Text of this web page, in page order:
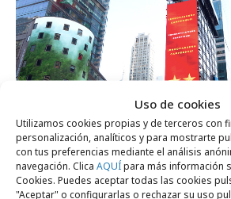
Uso de cookies
Utilizamos cookies propias y de terceros con
personalización, analíticos y para mostrarte
con tus preferencias mediante el análisis
navegación. Clica AQUÍpara más información
Cookies. Puedes aceptar todas las cookies
"Aceptar" o configurarlas o rechazar su uso
lunes, 20 de julio 2026